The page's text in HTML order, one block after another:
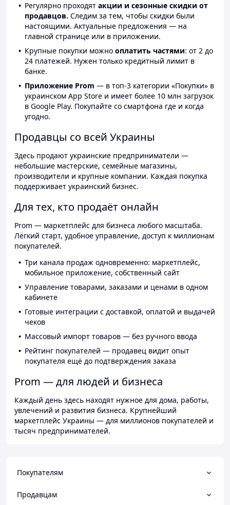
Регулярно проходят акции и сезонные скидки от
продавцов. Следим за тем, чтобы скидки были
настоящими. Актуальные предложения — на
главной странице или в приложении.
Крупные покупки можно оплатить частями: от 2 до
24 платежей. Нужен только кредитный лимит в
банке.
Приложение Prom — в топ-3 категории «Покупки» в
украинском App Store и имеет более 10 млн загрузок
в Google Play. Покупайте со смартфона где и когда
угодно.
Продавцы со всей Украины
Здесь продают украинские предприниматели —
небольшие мастерские, семейные магазины,
производители и крупные компании. Каждая покупка
поддерживает украинский бизнес.
Для тех, кто продаёт онлайн
Prom — маркетплейс для бизнеса любого масштаба.
Лёгкий старт, удобное управление, доступ к миллионам
покупателей.
Три канала продаж одновременно: маркетплейс,
мобильное приложение, собственный сайт
Управление товарами, заказами и ценами в одном
кабинете
Готовые интеграции с доставкой, оплатой и выдачей
чеков
Массовый импорт товаров — без ручного ввода
Рейтинг покупателей — продавец видит опыт
покупателя ещё до подтверждения заказа
Prom — для людей и бизнеса
Каждый день здесь находят нужное для дома, работы,
увлечений и развития бизнеса. Крупнейший
маркетплейс Украины — для миллионов покупателей и
тысяч предпринимателей.
Покупателям
Продавцам